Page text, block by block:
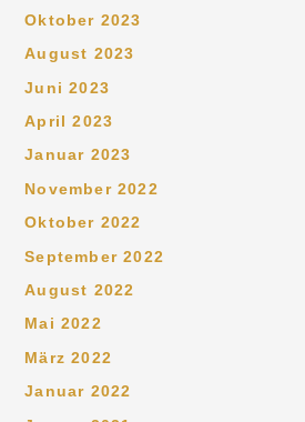
Oktober 2023
August 2023
Juni 2023
April 2023
Januar 2023
November 2022
Oktober 2022
September 2022
August 2022
Mai 2022
März 2022
Januar 2022